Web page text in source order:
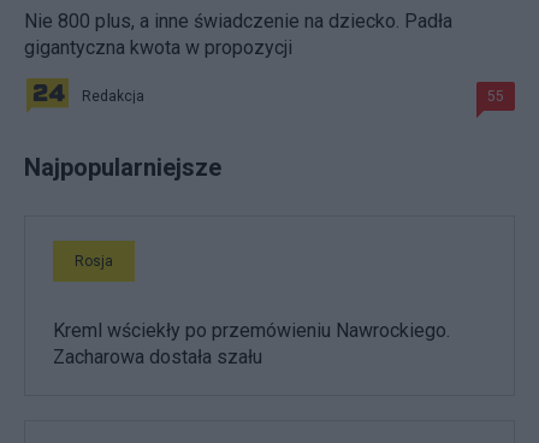
Nie 800 plus, a inne świadczenie na dziecko. Padła
gigantyczna kwota w propozycji
Redakcja 55
Najpopularniejsze
Rosja
Kreml wściekły po przemówieniu Nawrockiego.
Zacharowa dostała szału